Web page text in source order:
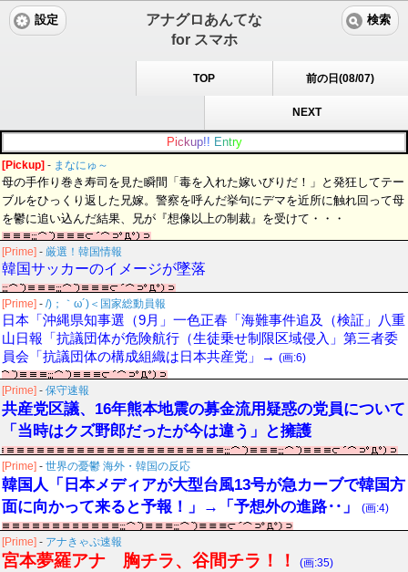
アナグロあんてな
for スマホ
設定 検索
TOP 前の日(08/07)
NEXT
Pic kup!! Entry
[Pickup] - まなにゅ～
母の手作り巻き寿司を見た瞬間「毒を入れた嫁いびりだ！」と発狂してテー
ブルをひっくり返した兄嫁。警察を呼んだ挙句にデマを近所に触れ回って母
を鬱に追い込んだ結果、兄が『想像以上の制裁』を受けて・・・
[Prime] - 厳選！韓国情報
韓国サッカーのイメージが墜落
[Prime] - /)；｀ω´)＜国家総動員報
日本「沖縄県知事選（9月」一色正春「海難事件追及（検証」八重
山日報「抗議団体が危険航行（生徒乗せ制限区域侵入」第三者委
員会「抗議団体の構成組織は日本共産党」→ (画:6)
[Prime] - 保守速報
共産党区議、16年熊本地震の募金流用疑惑の党員について
「当時はクズ野郎だったが今は違う」と擁護
[Prime] - 世界の憂鬱 海外・韓国の反応
韓国人「日本メディアが大型台風13号が急カーブで韓国方
面に向かって来ると予報！」→「予想外の進路‥」
(画:4)
[Prime] - アナきゃぷ速報
宮本夢羅アナ 胸チラ、谷間チラ！！ (画:35)